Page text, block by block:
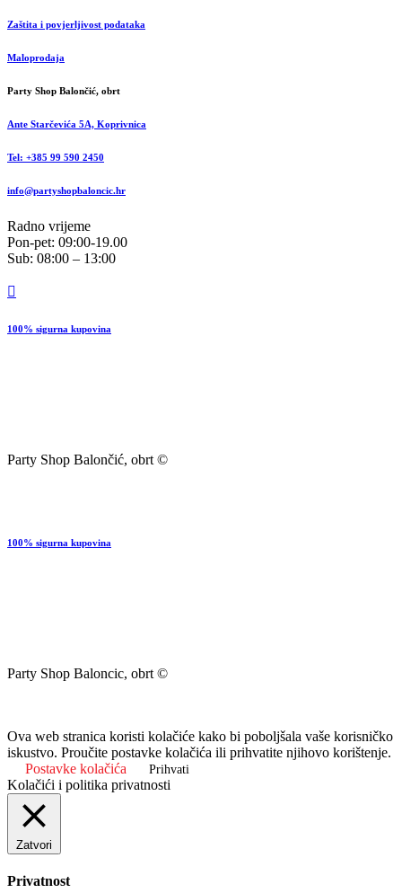
Zaštita i povjerljivost podataka
Maloprodaja
Party Shop Balončić, obrt
Ante Starčevića 5A, Koprivnica
Tel: +385 99 590 2450
info@partyshopbaloncic.hr
Radno vrijeme
Pon-pet: 09:00-19.00
Sub: 08:00 – 13:00
100% sigurna kupovina
Party Shop Balončić, obrt ©
100% sigurna kupovina
Party Shop Baloncic, obrt ©
Ova web stranica koristi kolačiće kako bi poboljšala vaše korisničko
iskustvo. Proučite postavke kolačića ili prihvatite njihovo korištenje.
Postavke kolačića
Prihvati
Kolačići i politika privatnosti
Zatvori
Privatnost